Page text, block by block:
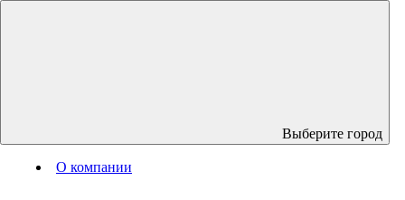
Выберите город
О компании